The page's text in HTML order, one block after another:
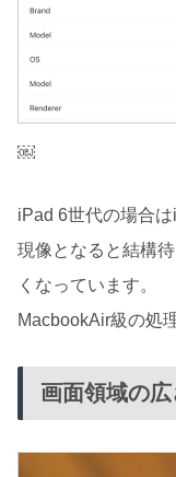
￼
iPad 6世代の場合
現像となると結構
くなっています。
MacbookAir級の処
画面領域の